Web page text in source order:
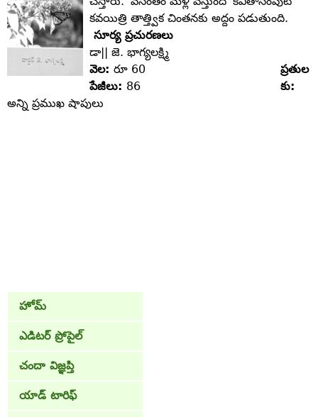
కవయిత్రి తాత్త్విక చింతనకు అద్దం పడుతుంది.
సూర్య ప్రచురణలు
డా|| జె. భాగ్యలక్ష్మి
వెల: రూ 60
పేజీలు: 86
ప్రతుల
కు:
అన్ని ప్రముఖ షాపులు
హోమ్
ఎడిటర్ ప్రోపైల్
చందా విజ్ఞప్తి
యాడ్ టారిఫ్